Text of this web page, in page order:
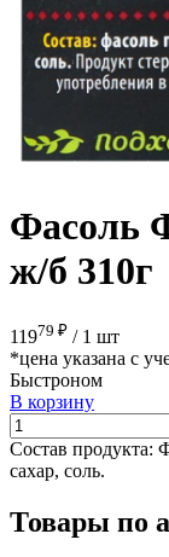
Фасоль
ж/б 310г
11979 ₽ / 1 шт
*цена указана с
Быстроном
В корзину
Состав продукта:
сахар, соль.
Товары по